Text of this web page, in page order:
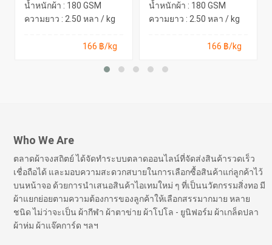
น้ำหนักผ้า : 180 GSM
ความยาว : 2.50 หลา / kg
166 ฿/kg
น้ำหนักผ้า : 180 GSM
ความยาว : 2.50 หลา / kg
166 ฿/kg
Who We Are
ตลาดผ้าจงสถิตย์ ได้จัดทำระบบตลาดออนไลน์ที่จัดส่งสินค้ารวดเร็ว
เชื่อถือได้ และมอบความสะดวกสบายในการเลือกซื้อสินค้าแก่ลูกค้าไว้
บนหน้าจอ ด้วยการนำเสนอสินค้าไอเทมใหม่ ๆ ที่เป็นนวัตกรรมสิ่งทอ มี
ผ้าแยกย่อยตามความต้องการของลูกค้าให้เลือกสรรมากมาย หลาย
ชนิด ไม่ว่าจะเป็น ผ้ากีฬา ผ้าตาข่าย ผ้าโปโล - ยูนิฟอร์ม ผ้าเกล็ดปลา
ผ้าห่ม ผ้าแจ๊คการ์ด ฯลฯ